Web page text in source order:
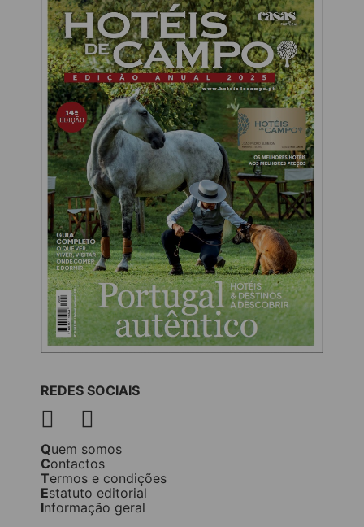
REDES SOCIAIS
Quem somos
Contactos
Termos e condições
Estatuto editorial
Informação geral